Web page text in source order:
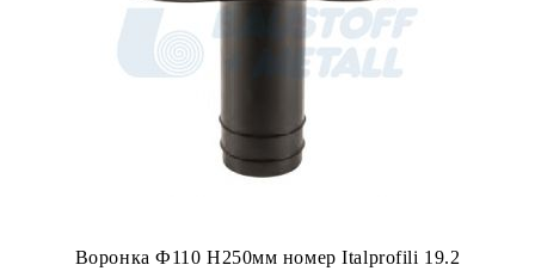
Воронка Ф110 H250мм номер Italprofili 19.2